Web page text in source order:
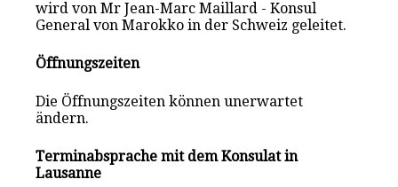
wird von Mr Jean-Marc Maillard - Konsul
General von Marokko in der Schweiz geleitet.
Öffnungszeiten
Die Öffnungszeiten können unerwartet
ändern.
Terminabsprache mit dem Konsulat in
Lausanne